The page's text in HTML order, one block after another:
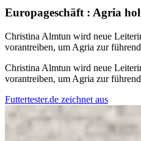
Europageschäft : Agria
Christina Almtun wird neue
vorantreiben, um Agria zur
Christina Almtun wird neue
vorantreiben, um Agria zur
Futtertester.de zeichnet aus